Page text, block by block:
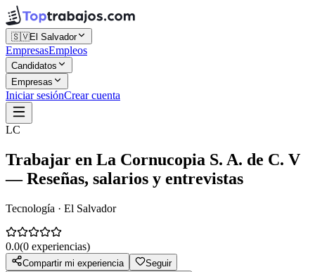
🇸🇻El Salvador
EmpresasEmpleos
Candidatos
Empresas
Iniciar sesiónCrear cuenta
LC
Trabajar en La Cornucopia S. A. de C. V
— Reseñas, salarios y entrevistas
Tecnología · El Salvador
0.0(0 experiencias)
Compartir mi experiencia
Seguir